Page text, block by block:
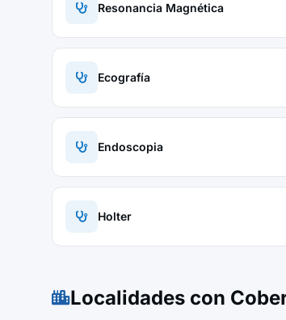
Resonancia Magnética
Ecografía
Endoscopia
Holter
Localidades con